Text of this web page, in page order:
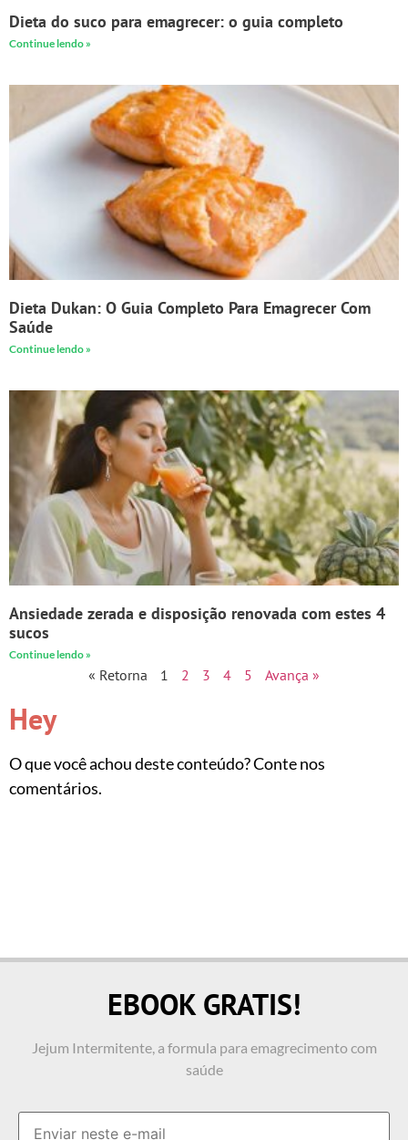
Dieta do suco para emagrecer: o guia completo
Continue lendo »
Dieta Dukan: O Guia Completo Para Emagrecer Com
Saúde
Continue lendo »
Ansiedade zerada e disposição renovada com estes 4
sucos
Continue lendo »
« Retorna 1 2 3 4 5 Avança »
Hey
O que você achou deste conteúdo? Conte nos
comentários.
EBOOK GRATIS!
Jejum Intermitente, a formula para emagrecimento com
saúde